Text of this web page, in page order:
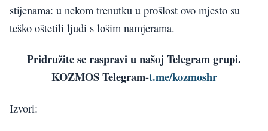
stijenama: u nekom trenutku u prošlost ovo mjesto su
teško oštetili ljudi s lošim namjerama.
Pridružite se raspravi u našoj Telegram grupi.
KOZMOS Telegram-t.me/kozmoshr
Izvori: